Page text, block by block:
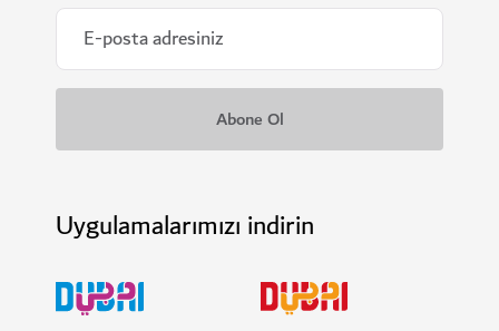
Uygulamalarımızı indirin